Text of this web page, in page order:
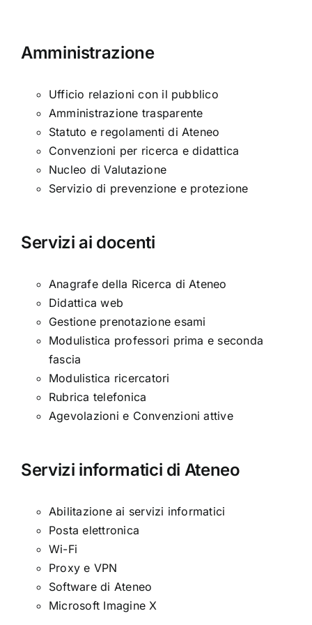
Amministrazione
Ufficio relazioni con il pubblico
Amministrazione trasparente
Statuto e regolamenti di Ateneo
Convenzioni per ricerca e didattica
Nucleo di Valutazione
Servizio di prevenzione e protezione
Servizi ai docenti
Anagrafe della Ricerca di Ateneo
Didattica web
Gestione prenotazione esami
Modulistica professori prima e seconda
fascia
Modulistica ricercatori
Rubrica telefonica
Agevolazioni e Convenzioni attive
Servizi informatici di Ateneo
Abilitazione ai servizi informatici
Posta elettronica
Wi-Fi
Proxy e VPN
Software di Ateneo
Microsoft Imagine X